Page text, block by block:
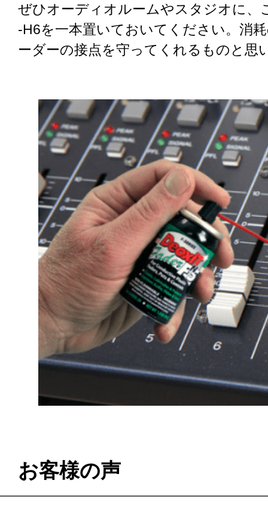
ぜひオーディオルームやスタジオに、
-H6を一本置いておいてください。消
ーダーの接点を守ってくれるものと思
お客様の声